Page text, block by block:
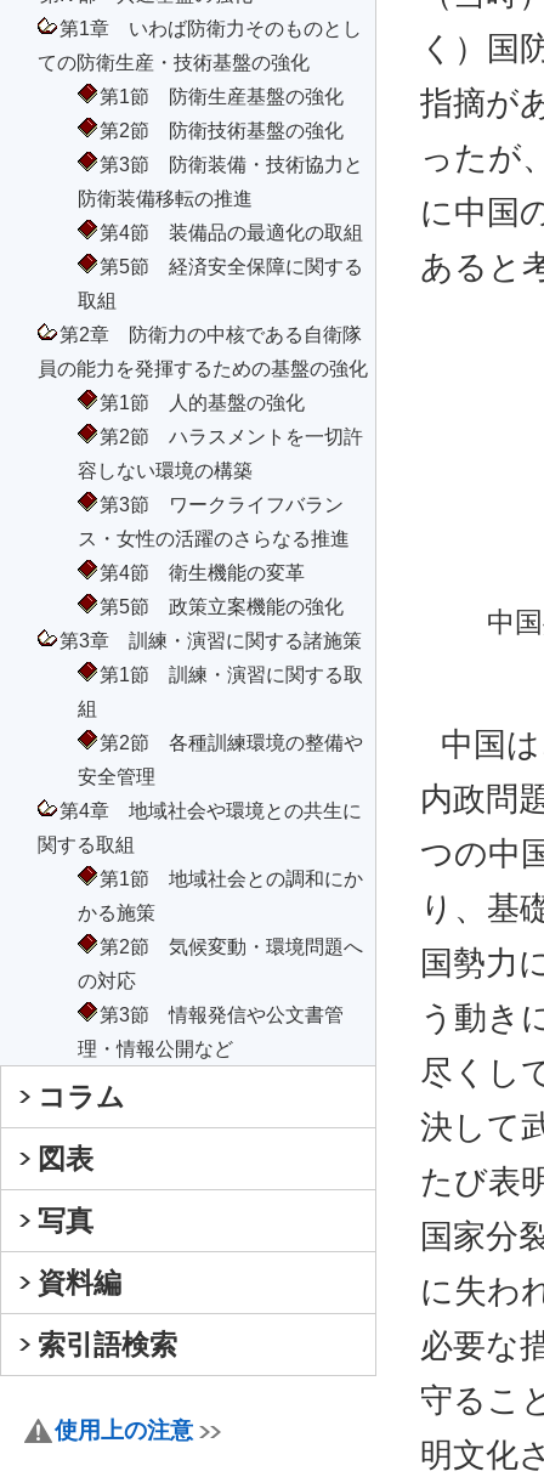
第1章 いわば防衛力そのものとし
ての防衛生産・技術基盤の強化
第1節 防衛生産基盤の強化
第2節 防衛技術基盤の強化
第3節 防衛装備・技術協力と
防衛装備移転の推進
第4節 装備品の最適化の取組
第5節 経済安全保障に関する
取組
第2章 防衛力の中核である自衛隊
員の能力を発揮するための基盤の強化
第1節 人的基盤の強化
第2節 ハラスメントを一切許
容しない環境の構築
第3節 ワークライフバラン
ス・女性の活躍のさらなる推進
第4節 衛生機能の変革
第5節 政策立案機能の強化
第3章 訓練・演習に関する諸施策
第1節 訓練・演習に関する取
組
第2節 各種訓練環境の整備や
安全管理
第4章 地域社会や環境との共生に
関する取組
第1節 地域社会との調和にか
かる施策
第2節 気候変動・環境問題へ
の対応
第3節 情報発信や公文書管
理・情報公開など
コラム
図表
写真
資料編
索引語検索
使用上の注意
く）国
指摘が
ったが
に中国
あると
中
中国
内政問
つの中
り、基
国勢力
う動き
尽くし
決して
たび表
国家分
に失わ
必要な
守るこ
明文化